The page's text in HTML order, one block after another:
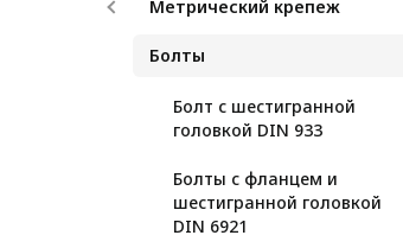
Конвейерная фурнитура
Лестничная система
Система линейного
перемещения NEW!
Метрический крепеж
Болты
Болт с шестигранной
головкой DIN 933
Болты с фланцем и
шестигранной головкой
DIN 6921